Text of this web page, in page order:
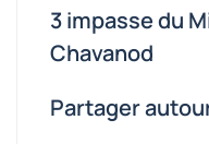
3 impasse du
Chavanod
Partager